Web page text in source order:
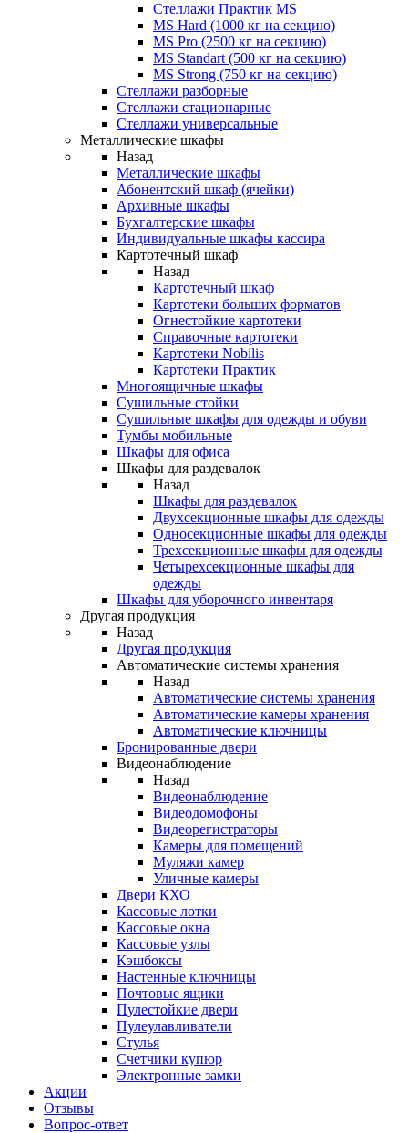
Стеллажи Практик MS
MS Hard (1000 кг на секцию)
MS Pro (2500 кг на секцию)
MS Standart (500 кг на секцию)
MS Strong (750 кг на секцию)
Стеллажи разборные
Стеллажи стационарные
Стеллажи универсальные
Металлические шкафы
Назад
Металлические шкафы
Абонентский шкаф (ячейки)
Архивные шкафы
Бухгалтерские шкафы
Индивидуальные шкафы кассира
Картотечный шкаф
Назад
Картотечный шкаф
Картотеки больших форматов
Огнестойкие картотеки
Справочные картотеки
Картотеки Nobilis
Картотеки Практик
Многоящичные шкафы
Сушильные стойки
Сушильные шкафы для одежды и обуви
Тумбы мобильные
Шкафы для офиса
Шкафы для раздевалок
Назад
Шкафы для раздевалок
Двухсекционные шкафы для одежды
Односекционные шкафы для одежды
Трехсекционные шкафы для одежды
Четырехсекционные шкафы для
одежды
Шкафы для уборочного инвентаря
Другая продукция
Назад
Другая продукция
Автоматические системы хранения
Назад
Автоматические системы хранения
Автоматические камеры хранения
Автоматические ключницы
Бронированные двери
Видеонаблюдение
Назад
Видеонаблюдение
Видеодомофоны
Видеорегистраторы
Камеры для помещений
Муляжи камер
Уличные камеры
Двери КХО
Кассовые лотки
Кассовые окна
Кассовые узлы
Кэшбоксы
Настенные ключницы
Почтовые ящики
Пулестойкие двери
Пулеулавливатели
Стулья
Счетчики купюр
Электронные замки
Акции
Отзывы
Вопрос-ответ